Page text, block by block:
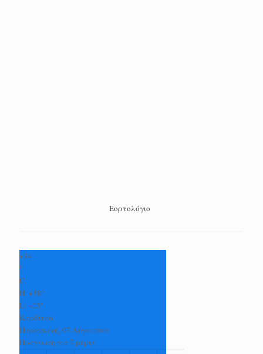
Εορτολόγιο
+34
°
C
H: +38°
L: +25°
Καρδίτσα
Παρασκευή, 07 Αύγουστος
Πρόγνωση για 7 μέρες